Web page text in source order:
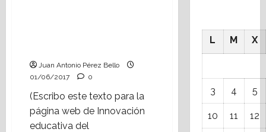
Juan Antonio Pérez Bello
01/06/2017
0
(Escribo este texto para la
página web de Innovación
educativa del
L M X
3 4 5
10 11 12